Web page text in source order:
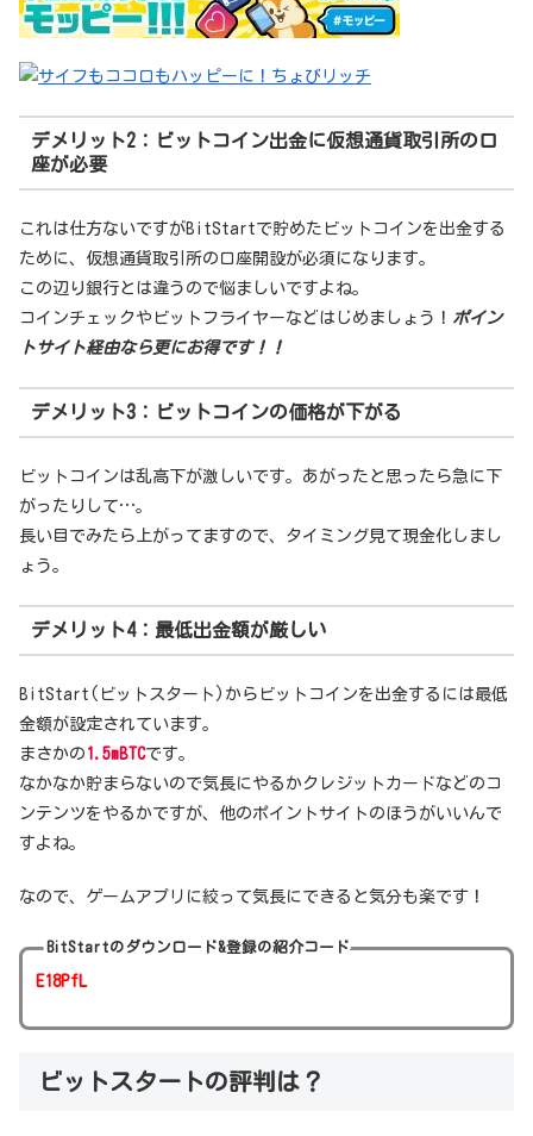
デメリット2：ビットコイン出金に仮想通貨取引所の口
座が必要
これは仕方ないですがBitStartで貯めたビットコインを出金する
ために、仮想通貨取引所の口座開設が必須になります。
この辺り銀行とは違うので悩ましいですよね。
コインチェックやビットフライヤーなどはじめましょう！ ポイン
トサイト経由なら更にお得です！！
デメリット3：ビットコインの価格が下がる
ビットコインは乱高下が激しいです。あがったと思ったら急に下
がったりして…。
長い目でみたら上がってますので、タイミング見て現金化しまし
ょう。
デメリット4：最低出金額が厳しい
BitStart(ビットスタート)からビットコインを出金するには最低
金額が設定されています。
まさかの 1.5mBTCです。
なかなか貯まらないので気長にやるかクレジットカードなどのコ
ンテンツをやるかですが、他のポイントサイトのほうがいいんで
すよね。
なので、ゲームアプリに絞って気長にできると気分も楽です！
BitStartのダウンロード&登録の紹介コード
E18PfL
ビットスタートの評判は？